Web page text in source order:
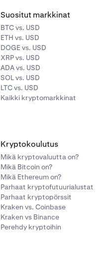
Suositut markkinat
BTC vs. USD
ETH vs. USD
DOGE vs. USD
XRP vs. USD
ADA vs. USD
SOL vs. USD
LTC vs. USD
Kaikki kryptomarkkinat
Kryptokoulutus
Mikä kryptovaluutta on?
Mikä Bitcoin on?
Mikä Ethereum on?
Parhaat kryptofutuurialustat
Parhaat kryptopörssit
Kraken vs. Coinbase
Kraken vs Binance
Perehdy kryptoihin